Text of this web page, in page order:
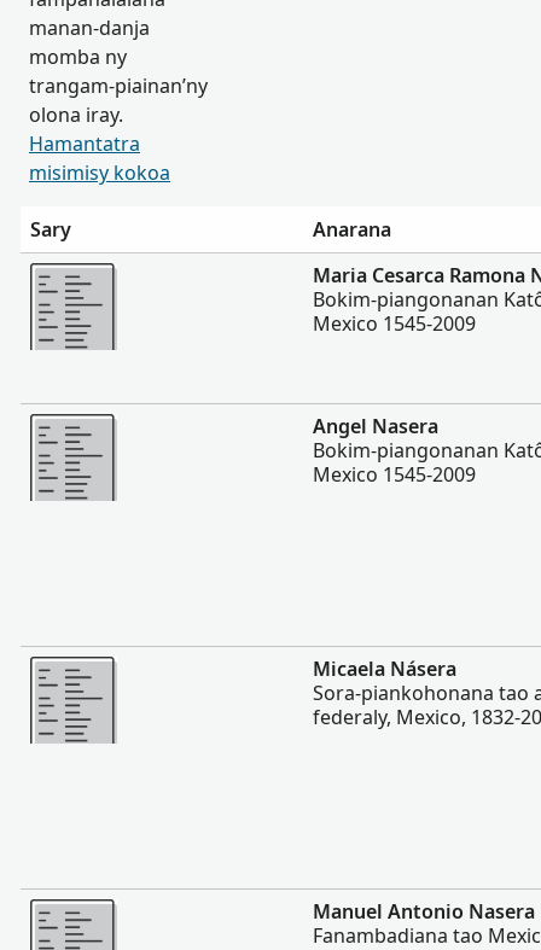
manan-danja
momba ny
trangam-piainan’ny
olona iray.
Hamantatra
misimisy kokoa
Sary
Anarana
Misimisy kokoa
Maria Cesarca Ramona
Bokim-piangonanan
Mexico 1545-2009
Misimisy kokoa
Angel Nasera
Bokim-piangonanan
Mexico 1545-2009
Misimisy kokoa
Micaela Násera
Sora-piankohonana tao
federaly, Mexico, 1832-
Misimisy kokoa
Manuel Antonio Nasera
Fanambadiana tao